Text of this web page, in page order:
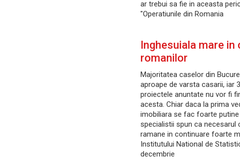
ar trebui sa fie in aceasta
"Operatiunile din Romania
Inghesuiala mare in
romanilor
Majoritatea caselor din
aproape de varsta casarii, iar
proiectele anuntate nu vor fi
acesta. Chiar daca la prima
imobiliara se fac foarte
specialistii spun ca necesarul
ramane in continuare foarte
Institutului National de
decembrie